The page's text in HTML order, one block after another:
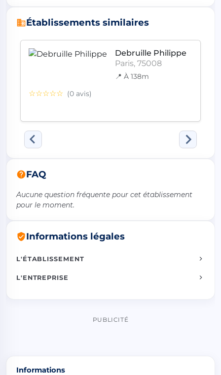
Établissements similaires
Debruille Philippe
Paris, 75008
📍 À 138m
☆☆☆☆☆ (0 avis)
FAQ
Aucune question fréquente pour cet établissement
pour le moment.
Informations légales
L'ÉTABLISSEMENT
L'ENTREPRISE
PUBLICITÉ
Informations